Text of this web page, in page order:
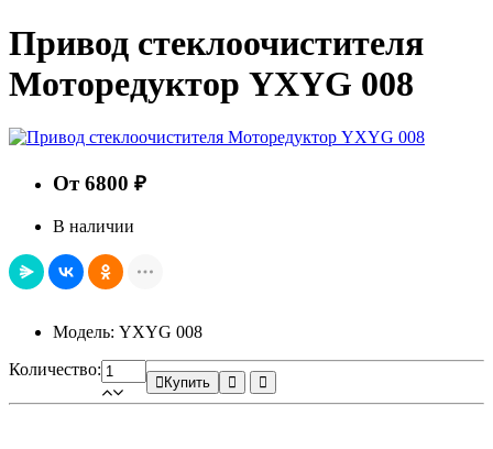
Привод стеклоочистителя
Моторедуктор YXYG 008
От 6800 ₽
В наличии
Модель: YXYG 008
Количество:
Купить